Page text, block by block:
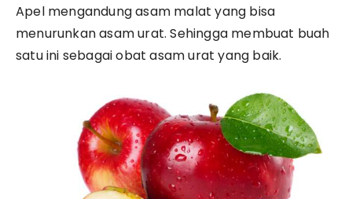
Apel mengandung asam malat yang bisa
menurunkan asam urat. Sehingga membuat buah
satu ini sebagai obat asam urat yang baik.